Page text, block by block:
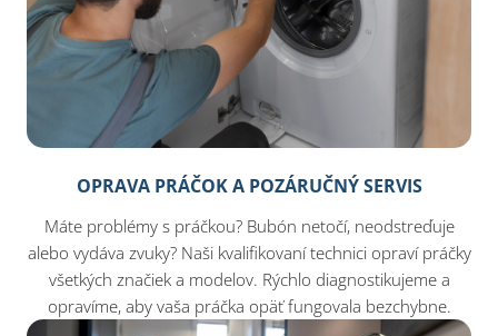
OPRAVA PRÁČOK A POZÁRUČNÝ SERVIS
Máte problémy s práčkou? Bubón netočí, neodstreďuje
alebo vydáva zvuky? Naši kvalifikovaní technici opraví práčky
všetkých značiek a modelov. Rýchlo diagnostikujeme a
opravíme, aby vaša práčka opäť fungovala bezchybne.